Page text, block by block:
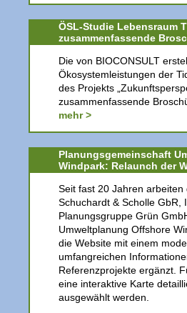
ÖSL-Studie Lebensraum
zusammenfassende
Die von BIOCONSULT
Ökosystemleistungen der
des Projekts
zusammenfassende
mehr >
Planungsgemeinschaft
Windpark: Relaunch der
Seit fast 20 Jahren arbeiten
Schuchardt & Scholle GbR,
Planungsgruppe Grün
Umweltplanung Offshore
die Website mit einem
umfangreichen
Referenzprojekte ergänzt.
eine interaktive Karte
ausgewählt werden.